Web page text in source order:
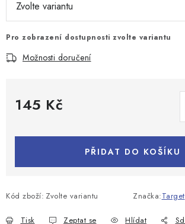
Pro zobrazení dostupnosti zvolte variantu
Možnosti doručení
145 Kč
PŘIDAT DO KOŠÍKU
Kód zboží: Zvolte variantu Značka:Target
Tisk Zeptat se Hlídat